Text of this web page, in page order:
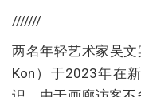
///////
两名年轻艺术家吴
Kon）于2023年在